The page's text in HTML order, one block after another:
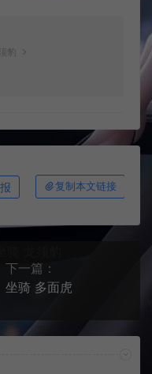
豹
复制本文链接
下一篇：
坐骑 多面虎